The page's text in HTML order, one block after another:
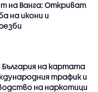
на Ванга: Откриват
на икони и
България на картата
трафик и
на наркотици